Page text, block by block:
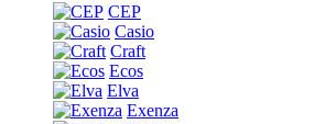
CEP
Casio
Craft
Ecos
Elva
Exenza